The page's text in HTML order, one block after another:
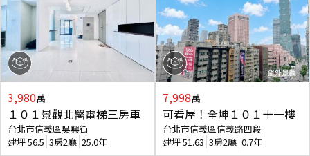
3,980萬
１０１景觀北醫電梯三房車
台北市信義區吳興街
建坪56.5 3房2廳 25.0年
7,998萬
可看屋！全坤１０１十一樓
台北市信義區信義路四段
建坪51.63 3房2廳 0.7年